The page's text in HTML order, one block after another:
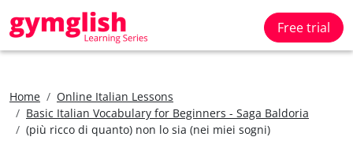
Free trial
Home
Online Italian Lessons
Basic Italian Vocabulary for Beginners - Saga Baldoria
(più ricco di quanto) non lo sia (nei miei sogni)